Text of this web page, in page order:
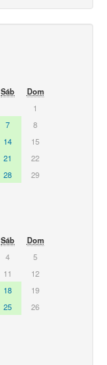
Sáb
Dom
1
7
8
14
15
21
22
28
29
Sáb
Dom
4
5
11
12
18
19
25
26